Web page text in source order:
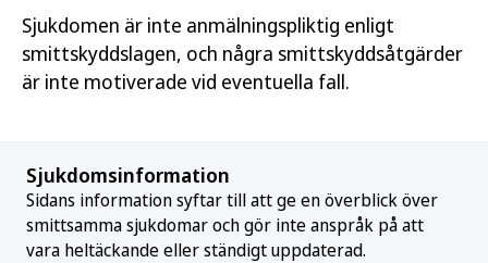
Sjukdomen är inte anmälningspliktig enligt
smittskyddslagen, och några smittskyddsåtgärder
är inte motiverade vid eventuella fall.
Sjukdomsinformation
Sidans information syftar till att ge en överblick över
smittsamma sjukdomar och gör inte anspråk på att
vara heltäckande eller ständigt uppdaterad.